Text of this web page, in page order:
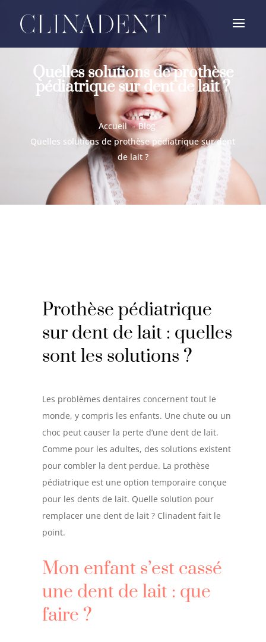
Quelles solutions de prothèse
pédiatrique sur dent de lait ?
Accueil
Blog
Quelles solutions de prothèse pédiatrique sur dent
de lait ?
Prothèse pédiatrique
sur dent de lait : quelles
sont les solutions ?
Les problèmes dentaires concernent tout le
monde, y compris les enfants. Une chute ou un
choc peut causer la perte d’une dent de lait.
Comme pour les adultes, des solutions existent
pour combler la dent perdue. La prothèse
pédiatrique est une option temporaire conçue
pour les dents de lait. Quelle solution pour
remplacer une dent de lait ? Clinadent fait le
point.
Mon enfant s’est cassé
une dent de lait : que
faire ?